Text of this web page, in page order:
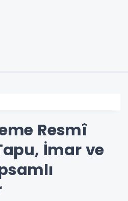
Resmî
İmar ve